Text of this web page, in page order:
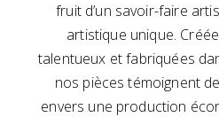
fruit d’un savoir-faire
artistique unique.
talentueux et fabriquées
nos pièces témoignent
envers une production